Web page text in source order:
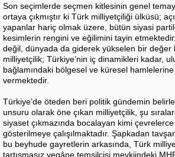
Son seçimlerde seçmen kitlesinin genel
ortaya çıkmıştır ki Türk milliyetçiliği ülküsü;
yapanlar hariç olmak üzere, bütün siyasi
kesimlerin rengini ve eğilimini tayin
değil, dünyada da giderek yükselen bir değer
milliyetçilik; Türkiye’nin iç dinamikleri kadar,
bağlamındaki bölgesel ve küresel
vermektedir.
Türkiye’de öteden beri politik gündemin
unsuru olarak öne çıkan milliyetçilik, şu
siyaset çıkmazında bocalayan kimi
gösterilmeye çalışılmaktadır. Şapkadan
bu beyhude gayretlerin arkasında, Türk
tartışmasız yegâne temsilcisi mevkiindeki